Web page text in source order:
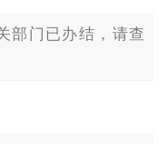
部门已办结，请查